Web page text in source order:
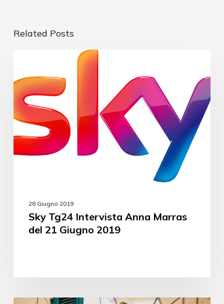
Related Posts
28 Giugno 2019
Sky Tg24 Intervista Anna Marras
del 21 Giugno 2019